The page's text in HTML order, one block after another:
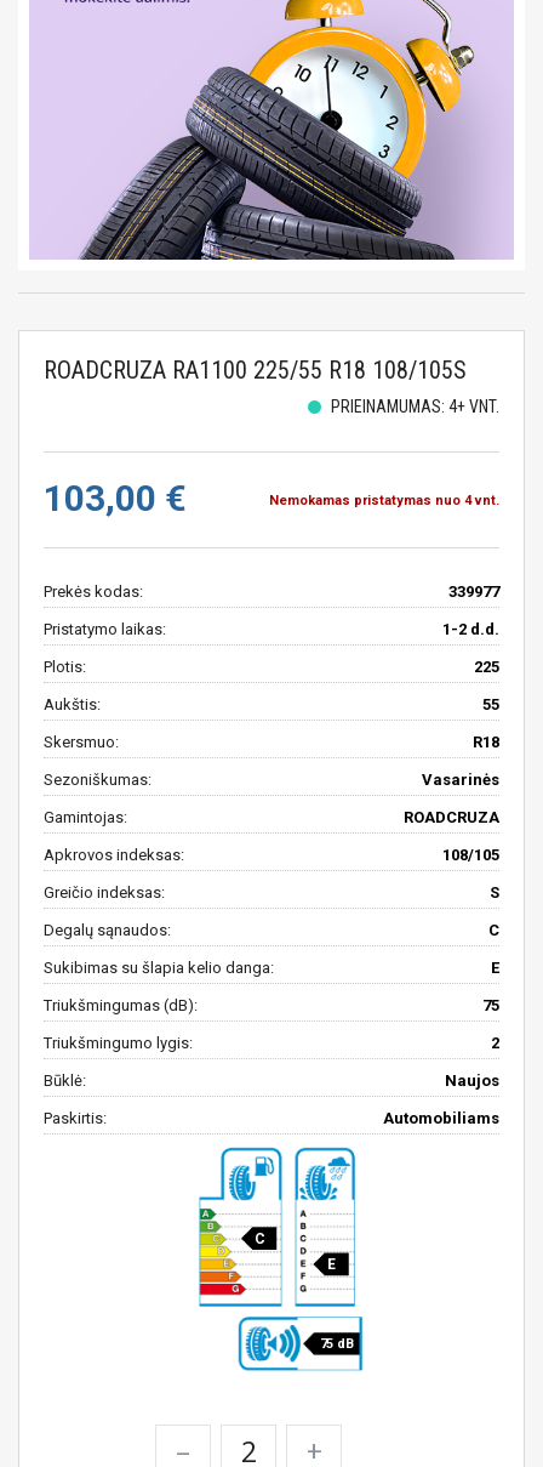
ROADCRUZA RA1100 225/55 R18 108/105S
PRIEINAMUMAS: 4+ VNT.
103,00 € Nemokamas pristatymas nuo 4 vnt.
Prekės kodas: 339977
Pristatymo laikas: 1-2 d.d.
Plotis: 225
Aukštis: 55
Skersmuo: R18
Sezoniškumas: Vasarinės
Gamintojas: ROADCRUZA
Apkrovos indeksas: 108/105
Greičio indeksas: S
Degalų sąnaudos: C
Sukibimas su šlapia kelio danga: E
Triukšmingumas (dB): 75
Triukšmingumo lygis: 2
Būklė: Naujos
Paskirtis: Automobiliams
C
E
75 dB
– +